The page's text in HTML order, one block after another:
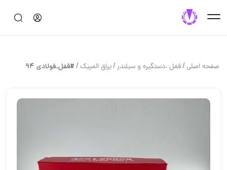
صفحه اصلی/قفل ،دستگيره و سيلندر/یراق المپیک/#قفل_فولادی 94